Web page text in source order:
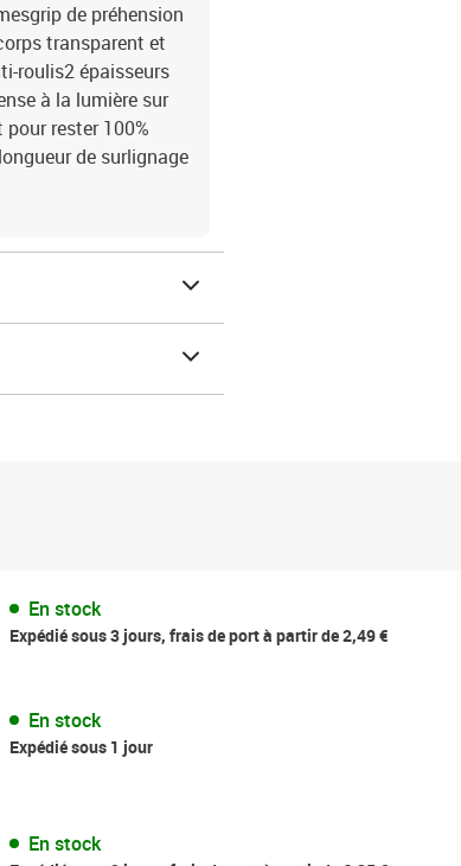
de préhension
transparent et
roulis2 épaisseurs
à la lumière sur
rester 100%
de surlignage
En stock
Expédié sous 3 jours, frais de port à partir de 2,49 €
En stock
Expédié sous 1 jour
En stock